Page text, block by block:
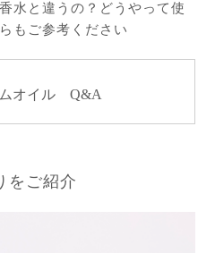
水と違うの？どうやって使
もご参考ください
ムオイル Q&A
をご紹介